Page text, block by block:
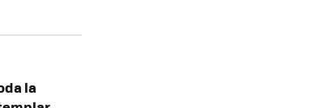
la